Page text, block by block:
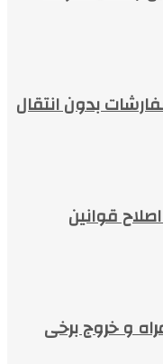
بدون انتقال
قوانین
و خروج برخی